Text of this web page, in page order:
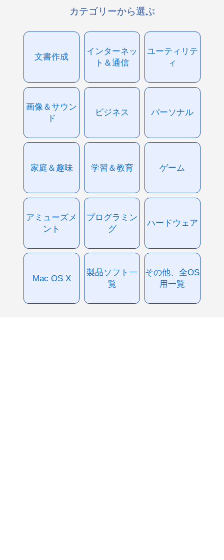
カテゴリーから選ぶ
文書作成
インターネッ
ト＆通信
ユーティリテ
ィ
画像＆サウン
ド
ビジネス パーソナル
家庭＆趣味 学習＆教育 ゲーム
アミューズメ
ント
プログラミン
グ
ハードウェア
Mac OS X
製品ソフト一
覧
その他、全OS
用一覧